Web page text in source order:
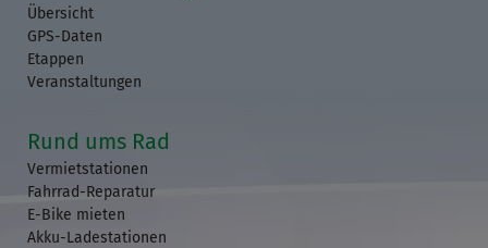
Übersicht
GPS-Daten
Etappen
Veranstaltungen
Rund ums Rad
Vermietstationen
Fahrrad-Reparatur
E-Bike mieten
Akku-Ladestationen